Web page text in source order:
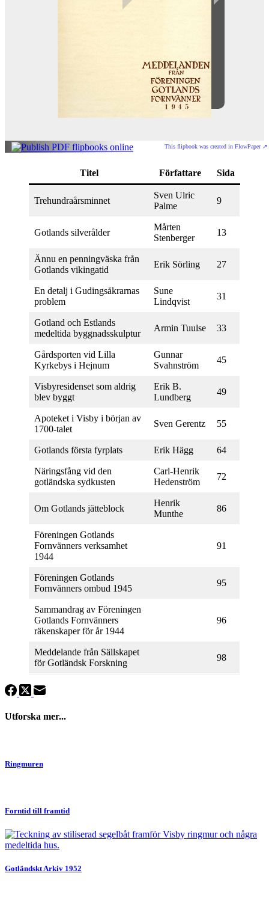
This flipbook was created in FlowPaper ↗
Titel Författare Sida
Trehundraårsminnet
Sven Ulric
Palme
9
Gotlands silverålder
Mårten
Stenberger
13
Ännu en penningväska från
Gotlands vikingatid
Erik Sörling 27
En detalj i Gudingsåkrarnas
problem
Sune
Lindqvist
31
Gotland och Estlands
medeltida byggnadsskulptur
Armin Tuulse 33
Gårdsporten vid Lilla
Kyrkebys i Hejnum
Gunnar
Svahnström
45
Visbyresidenset som aldrig
blev byggt
Erik B.
Lundberg
49
Apoteket i Visby i början av
1700-talet
Sven Gerentz 55
Gotlands första fyrplats Erik Hägg 64
Näringsfång vid den
gotländska sydkusten
Carl-Henrik
Hedenström
72
Om Gotlands jätteblock
Henrik
Munthe
86
Föreningen Gotlands
Fornvänners verksamhet
1944
91
Föreningen Gotlands
Fornvänners ombud 1945
95
Sammandrag av Föreningen
Gotlands Fornvänners
räkenskaper för år 1944
96
Meddelande från Sällskapet
för Gotländsk Forskning
98
Utforska mer...
Ringmuren
Forntid till framtid
Gotländskt Arkiv 1952